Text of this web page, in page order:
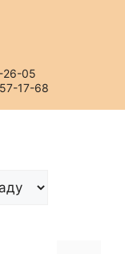
26-05
17-68